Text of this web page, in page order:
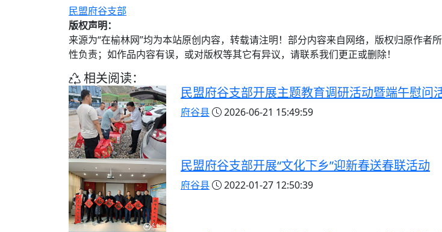
民盟府谷支部
版权声明：
来源为“在榆林网”均为本站原创内容，转载请注明！部分内容来自网络，版权归原作
性负责；如作品内容有误，或对版权等其它有异议，请联系我们更正或删除！
相关阅读：
民盟府谷支部开展主题教育调研活动暨端午慰问
府谷县 2026-06-21 15:49:59
民盟府谷支部开展“文化下乡”迎新春送春联活动
府谷县 2022-01-27 12:50:39